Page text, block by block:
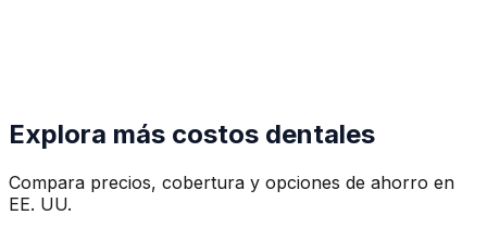
Explora más costos dentales
Compara precios, cobertura y opciones de ahorro en
EE. UU.